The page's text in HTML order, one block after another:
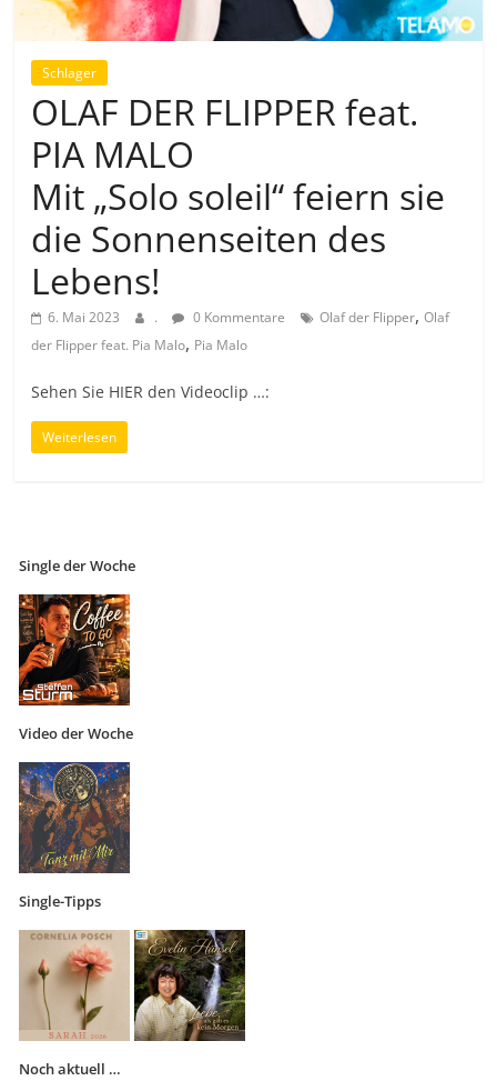
Schlager
OLAF DER FLIPPER feat.
PIA MALO
Mit „Solo soleil“ feiern sie
die Sonnenseiten des
Lebens!
6. Mai 2023 . 0 Kommentare Olaf der Flipper,Olaf
der Flipper feat. Pia Malo, Pia Malo
Sehen Sie HIER den Videoclip …:
Weiterlesen
Single der Woche
Video der Woche
Single-Tipps
Noch aktuell …